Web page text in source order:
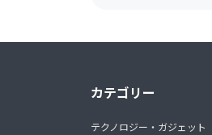
カテゴリー
テクノロジー・ガジェット